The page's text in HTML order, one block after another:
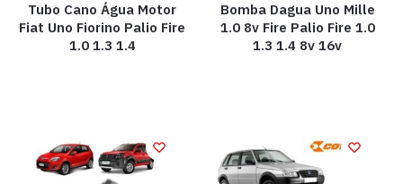
Tubo Cano Água Motor
Fiat Uno Fiorino Palio Fire
1.0 1.3 1.4
Bomba Dagua Uno Mille
1.0 8v Fire Palio Fire 1.0
1.3 1.4 8v 16v